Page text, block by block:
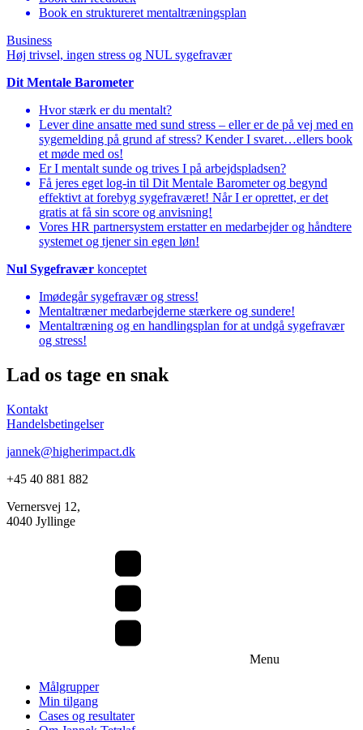
Book en struktureret mentaltræningsplan
Business
Høj trivsel, ingen stress og NUL sygefravær
Dit Mentale Barometer
Hvor stærk er du mentalt?
Lever dine ansatte med sund stress – eller er de på vej med en
sygemelding på grund af stress? Kender I svaret…ellers book
et møde med os!
Er I mentalt sunde og trives I på arbejdspladsen?
Få jeres eget log-in til Dit Mentale Barometer og begynd
effektivt at forebyg sygefraværet! Når I er oprettet, er det
gratis at få sin score og anvisning!
Vores HR partnersystem erstatter en medarbejder og håndtere
systemet og tjener sin egen løn!
Nul Sygefravær konceptet
Imødegår sygefravær og stress!
Mentaltræner medarbejderne stærkere og sundere!
Mentaltræning og en handlingsplan for at undgå sygefravær
og stress!
Lad os tage en snak
Kontakt
Handelsbetingelser
jannek@higherimpact.dk
+45 40 881 882
Vernersvej 12,
4040 Jyllinge
Menu
Målgrupper
Min tilgang
Cases og resultater